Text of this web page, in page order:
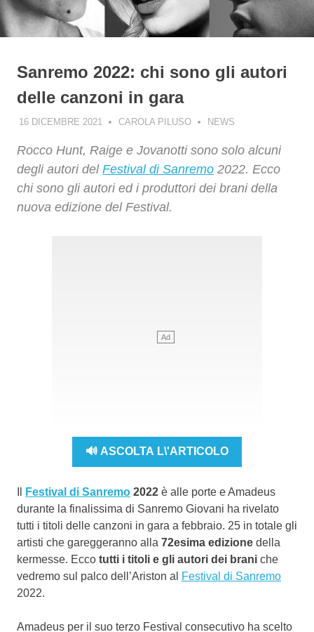
Sanremo 2022: chi sono gli autori
delle canzoni in gara
16 DICEMBRE 2021 CAROLA PILUSO NEWS
Rocco Hunt, Raige e Jovanotti sono solo alcuni
degli autori del Festival di Sanremo 2022. Ecco
chi sono gli autori ed i produttori dei brani della
nuova edizione del Festival.
🔊 ASCOLTA L\'ARTICOLO
Festival di Sanremo 2022 è alle porte e Amadeus
durante la finalissima di Sanremo Giovani ha rivelato
tutti i titoli delle canzoni in gara a febbraio. 25 in totale gli
artisti che gareggeranno alla 72esima edizione della
kermesse. Ecco tutti i titoli e gli autori dei brani che
vedremo sul palco dell’Ariston al
Festival di Sanremo
2022.
Amadeus per il suo terzo Festival consecutivo ha scelto